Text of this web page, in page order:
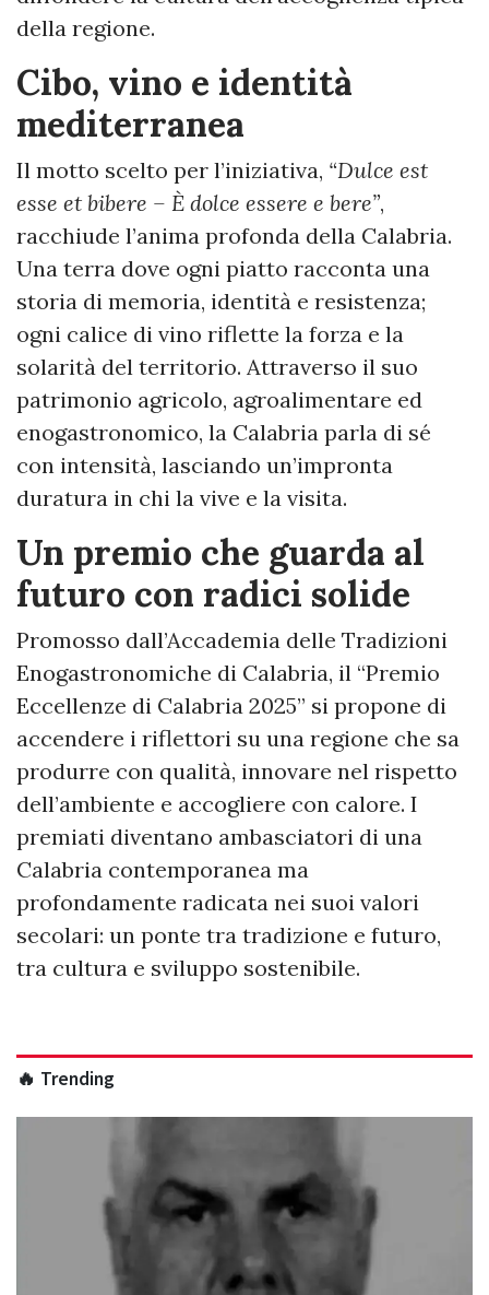
della regione.
Cibo, vino e identità
mediterranea
Il motto scelto per l’iniziativa, “Dulce est
esse et bibere – È dolce essere e bere”,
racchiude l’anima profonda della Calabria.
Una terra dove ogni piatto racconta una
storia di memoria, identità e resistenza;
ogni calice di vino riflette la forza e la
solarità del territorio. Attraverso il suo
patrimonio agricolo, agroalimentare ed
enogastronomico, la Calabria parla di sé
con intensità, lasciando un’impronta
duratura in chi la vive e la visita.
Un premio che guarda al
futuro con radici solide
Promosso dall’Accademia delle Tradizioni
Enogastronomiche di Calabria, il “Premio
Eccellenze di Calabria 2025” si propone di
accendere i riflettori su una regione che sa
produrre con qualità, innovare nel rispetto
dell’ambiente e accogliere con calore. I
premiati diventano ambasciatori di una
Calabria contemporanea ma
profondamente radicata nei suoi valori
secolari: un ponte tra tradizione e futuro,
tra cultura e sviluppo sostenibile.
🔥 Trending